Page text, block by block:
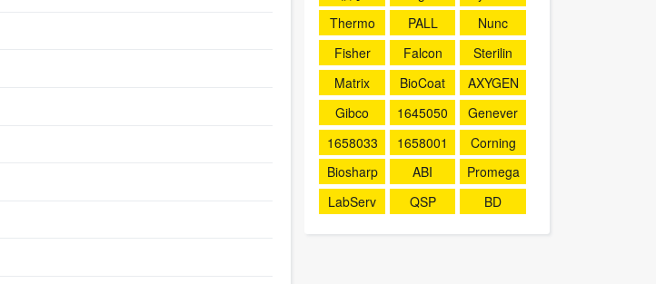
Thermo
PALL
Nunc
Fisher
Falcon
Sterilin
Matrix
BioCoat
AXYGEN
Gibco
1645050
Genever
1658033
1658001
Corning
Biosharp
ABI
Promega
LabServ
QSP BD